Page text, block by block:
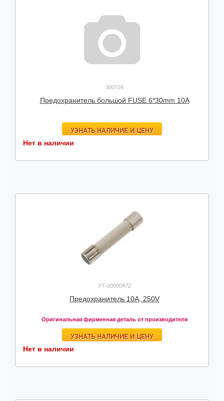
300724
Предохранитель большой FUSE 6*30mm 10А
УЗНАТЬ НАЛИЧИЕ И ЦЕНУ
Нет в наличии
УТ-00000472
Предохранитель 10A, 250V
Оригинальная фирменная деталь от производителя
УЗНАТЬ НАЛИЧИЕ И ЦЕНУ
Нет в наличии